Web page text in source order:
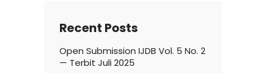
Recent Posts
Open Submission IJDB Vol. 5 No. 2
— Terbit Juli 2025